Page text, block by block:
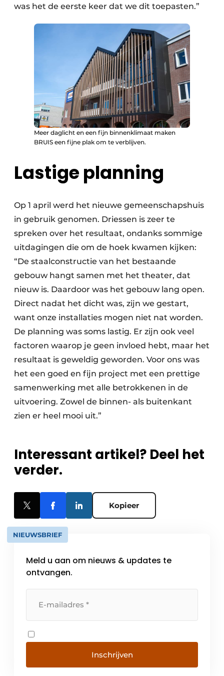
was het de eerste keer dat we dit toepasten.”
Meer daglicht en een fijn binnenklimaat maken
BRUIS een fijne plak om te verblijven.
Lastige planning
Op 1 april werd het nieuwe gemeenschapshuis
in gebruik genomen. Driessen is zeer te
spreken over het resultaat, ondanks sommige
uitdagingen die om de hoek kwamen kijken:
“De staalconstructie van het bestaande
gebouw hangt samen met het theater, dat
nieuw is. Daardoor was het gebouw lang open.
Direct nadat het dicht was, zijn we gestart,
want onze installaties mogen niet nat worden.
De planning was soms lastig. Er zijn ook veel
factoren waarop je geen invloed hebt, maar het
resultaat is geweldig geworden. Voor ons was
het een goed en fijn project met een prettige
samenwerking met alle betrokkenen in de
uitvoering. Zowel de binnen- als buitenkant
zien er heel mooi uit.”
Interessant artikel? Deel het
verder.
Kopieer
NIEUWSBRIEF
Meld u aan om nieuws & updates te
ontvangen.
Inschrijven